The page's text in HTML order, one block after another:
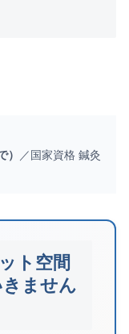
／国家資格 鍼灸
ト空間
ません